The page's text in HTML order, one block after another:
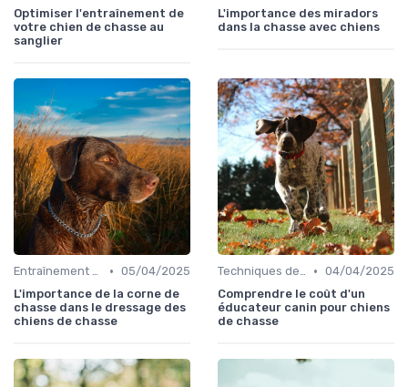
Optimiser l'entraînement de
votre chien de chasse au
sanglier
L'importance des miradors
dans la chasse avec chiens
Entraînement avancé • 05/04/2025
L'importance de la corne de
chasse dans le dressage des
chiens de chasse
Techniques de base • 04/04/2025
Comprendre le coût d'un
éducateur canin pour chiens
de chasse